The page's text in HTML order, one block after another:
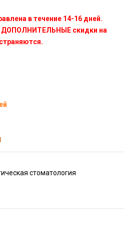
в течение 14-16 дней.
ДОПОЛНИТЕЛЬНЫЕ скидки на
стоматология